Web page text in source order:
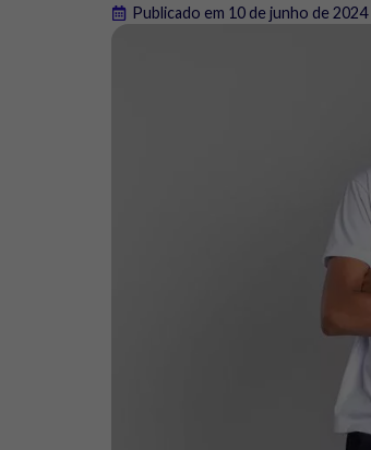
Publicado em 10 de junho de 2024